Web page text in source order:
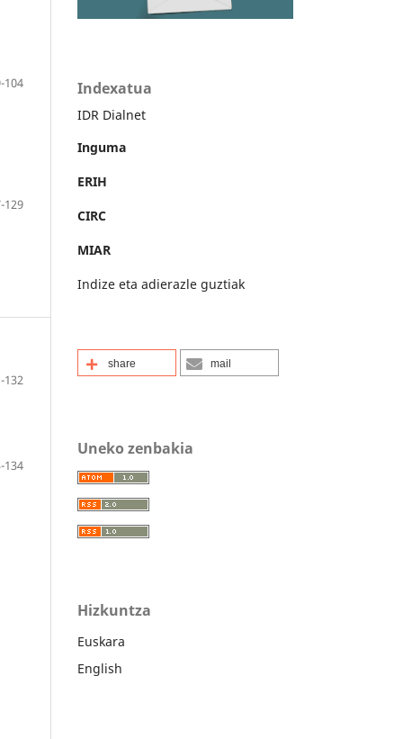
104
129
132
134
Indexatua
IDR Dialnet
Inguma
ERIH
CIRC
MIAR
Indize eta adierazle guztiak
share mail
Uneko zenbakia
Hizkuntza
Euskara
English